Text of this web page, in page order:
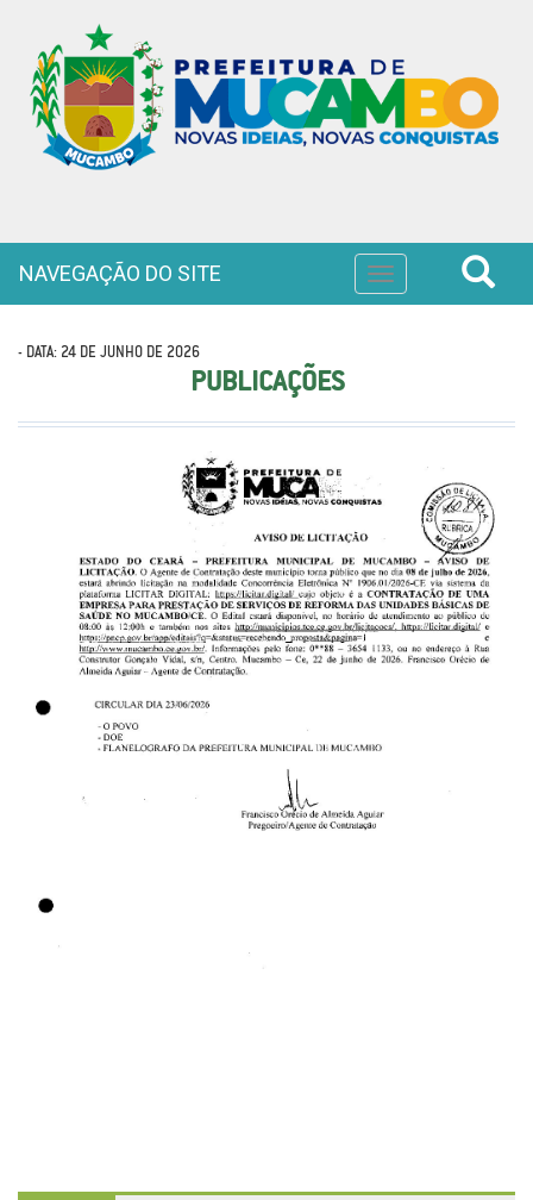
Toggle
navigation
NAVEGAÇÃO DO SITE
- DATA: 24 DE JUNHO DE 2026
PUBLICAÇÕES